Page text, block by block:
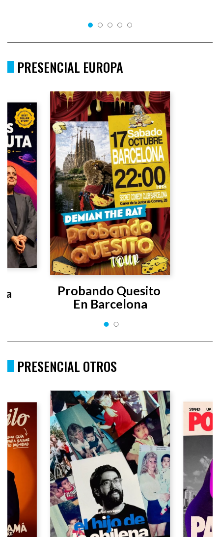
PRESENCIAL EUROPA
Probando Quesito
En Barcelona
PRESENCIAL OTROS